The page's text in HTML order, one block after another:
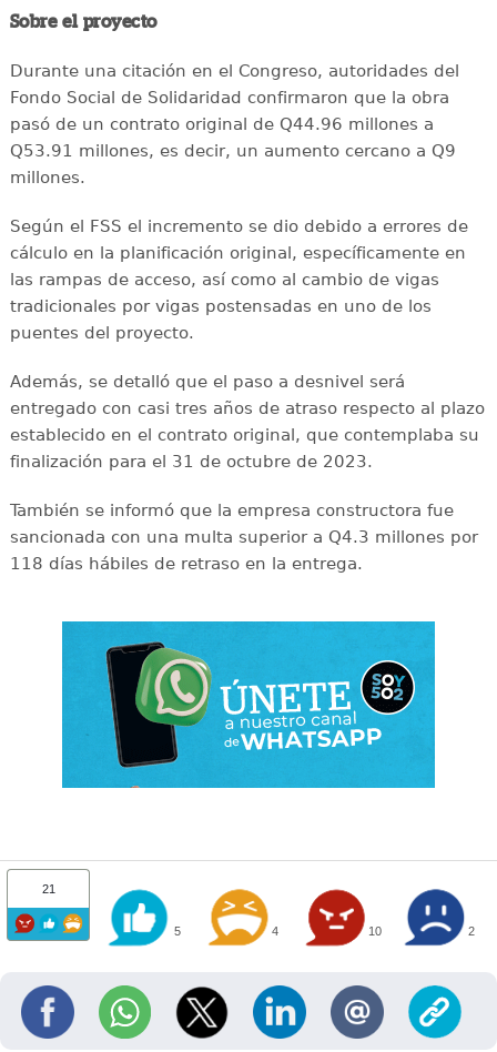
Sobre el proyecto
Durante una citación en el Congreso, autoridades del
Fondo Social de Solidaridad confirmaron que la obra
pasó de un contrato original de Q44.96 millones a
Q53.91 millones, es decir, un aumento cercano a Q9
millones.
Según el FSS el incremento se dio debido a errores de
cálculo en la planificación original, específicamente en
las rampas de acceso, así como al cambio de vigas
tradicionales por vigas postensadas en uno de los
puentes del proyecto.
Además, se detalló que el paso a desnivel será
entregado con casi tres años de atraso respecto al plazo
establecido en el contrato original, que contemplaba su
finalización para el 31 de octubre de 2023.
También se informó que la empresa constructora fue
sancionada con una multa superior a Q4.3 millones por
118 días hábiles de retraso en la entrega.
21
5 4 10 2